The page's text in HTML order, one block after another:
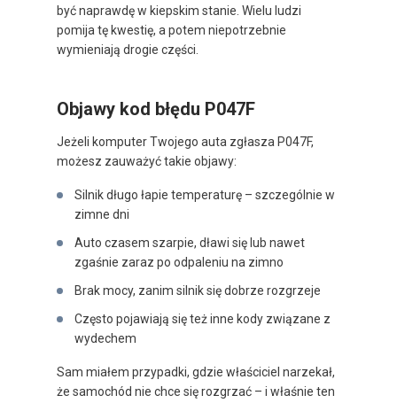
być naprawdę w kiepskim stanie. Wielu ludzi
pomija tę kwestię, a potem niepotrzebnie
wymieniają drogie części.
Objawy kod błędu P047F
Jeżeli komputer Twojego auta zgłasza P047F,
możesz zauważyć takie objawy:
Silnik długo łapie temperaturę – szczególnie w
zimne dni
Auto czasem szarpie, dławi się lub nawet
zgaśnie zaraz po odpaleniu na zimno
Brak mocy, zanim silnik się dobrze rozgrzeje
Często pojawiają się też inne kody związane z
wydechem
Sam miałem przypadki, gdzie właściciel narzekał,
że samochód nie chce się rozgrzać – i właśnie ten